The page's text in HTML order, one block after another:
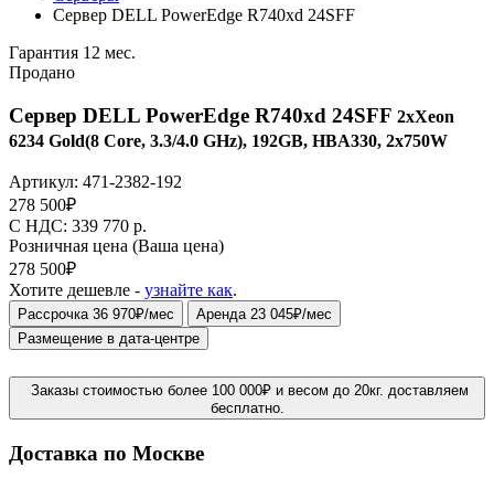
Сервер DELL PowerEdge R740xd 24SFF
Гарантия 12 мес.
Продано
Сервер DELL PowerEdge R740xd 24SFF 2xXeon
6234 Gold(8 Core, 3.3/4.0 GHz), 192GB, HBA330, 2x750W
Артикул: 471-2382-192
278 500₽
C НДС: 339 770 р.
Розничная цена (Ваша цена)
278 500₽
Хотите дешевле - узнайте как.
Рассрочка 36 970₽/мес
Аренда 23 045₽/мес
Размещение в дата-центре
Заказы стоимостью более 100 000₽ и весом до 20кг. доставляем
бесплатно.
Доставка по Москве